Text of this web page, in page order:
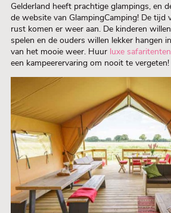
Gelderland heeft prachtige glampings, en
de website van GlampingCamping! De tijd
rust komen er weer aan. De kinderen
spelen en de ouders willen lekker hangen
van het mooie weer. Huur luxe
een kampeerervaring om nooit te vergeten!